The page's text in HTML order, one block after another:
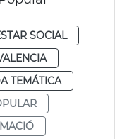
SOCIAL
TEMÁTICA